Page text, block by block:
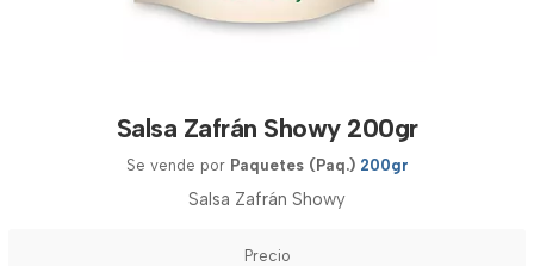
Salsa Zafrán Showy 200gr
Se vende por Paquetes (Paq.) 200gr
Salsa Zafrán Showy
Precio